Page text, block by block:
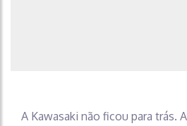
A Kawasaki não ficou para trás.